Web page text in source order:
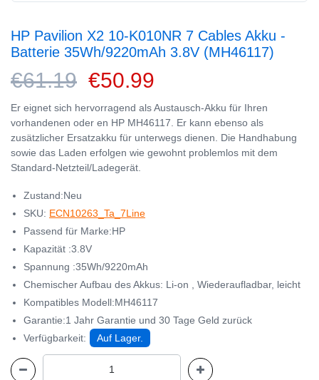
HP Pavilion X2 10-K010NR 7 Cables Akku -
Batterie 35Wh/9220mAh 3.8V (MH46117)
€61.19 €50.99
Er eignet sich hervorragend als Austausch-Akku für Ihren
vorhandenen oder en HP MH46117. Er kann ebenso als
zusätzlicher Ersatzakku für unterwegs dienen. Die Handhabung
sowie das Laden erfolgen wie gewohnt problemlos mit dem
Standard-Netzteil/Ladegerät.
Zustand:Neu
SKU: ECN10263_Ta_7Line
Passend für Marke:HP
Kapazität :3.8V
Spannung :35Wh/9220mAh
Chemischer Aufbau des Akkus: Li-on , Wiederaufladbar, leicht
Kompatibles Modell:MH46117
Garantie:1 Jahr Garantie und 30 Tage Geld zurück
Verfügbarkeit:
Auf Lager.